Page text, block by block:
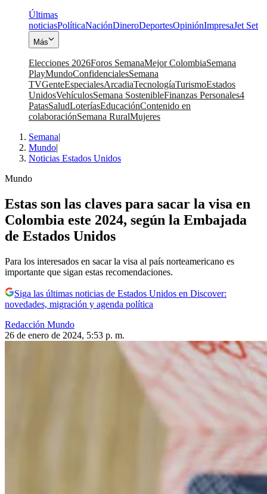
Últimas
noticiasPolíticaNaciónDineroDeportesOpiniónImpresaJet Set
Más
Elecciones 2026Foros SemanaMejor ColombiaSemana
PlayMundoConfidencialesSemana
TVGenteEspecialesArcadiaTecnologíaTurismoEstados
UnidosVehículosSemana SostenibleFinanzas Personales4
PatasSaludLoteríasEducaciónContenido en
colaboraciónSemana RuralMujeres
Semana|
Mundo|
Noticias Estados Unidos
Mundo
Estas son las claves para sacar la visa en
Colombia este 2024, según la Embajada
de Estados Unidos
Para los interesados en sacar la visa al país norteamericano es
importante que sigan estas recomendaciones.
Siga las últimas noticias de Estados Unidos en Discover:
novedades, migración y agenda política
Redacción Mundo
26 de enero de 2024, 5:53 p. m.